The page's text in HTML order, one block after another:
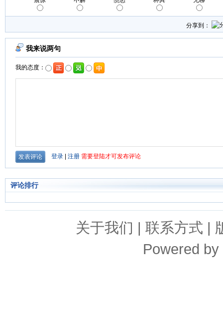
分享到：
评论排行
关于我们 | 联系方式 |
Powered by